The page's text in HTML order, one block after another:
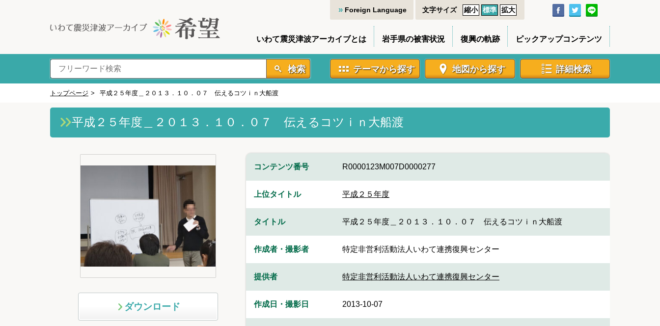
Foreign Language 文字サイズ 縮小 標準 拡大
いわて震災津波アーカイブとは 岩手県の被害状況 復興の軌跡 ピックアップコンテンツ
検索 テーマから探す 地図から探す 詳細検索
トップページ > 平成２５年度＿２０１３．１０．０７ 伝えるコツｉｎ大船渡
平成２５年度＿２０１３．１０．０７ 伝えるコツｉｎ大船渡
ダウンロード
コンテンツ番号 R0000123M007D0000277
上位タイトル 平成２５年度
タイトル 平成２５年度＿２０１３．１０．０７ 伝えるコツｉｎ大船渡
作成者・撮影者 特定非営利活動法人いわて連携復興センター
提供者 特定非営利活動法人いわて連携復興センター
作成日・撮影日 2013-10-07